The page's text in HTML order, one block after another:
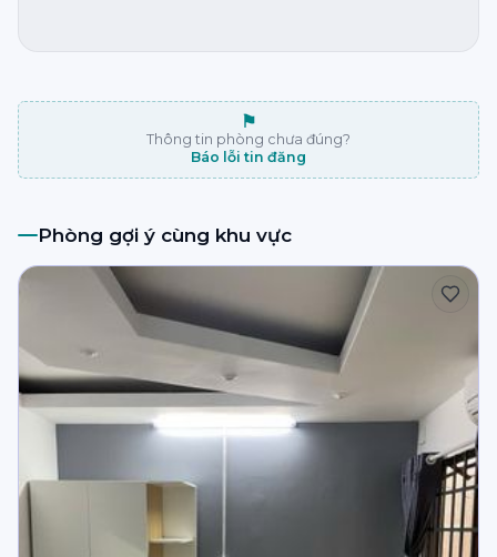
⚑
Thông tin phòng chưa đúng?
Báo lỗi tin đăng
Phòng gợi ý cùng khu vực